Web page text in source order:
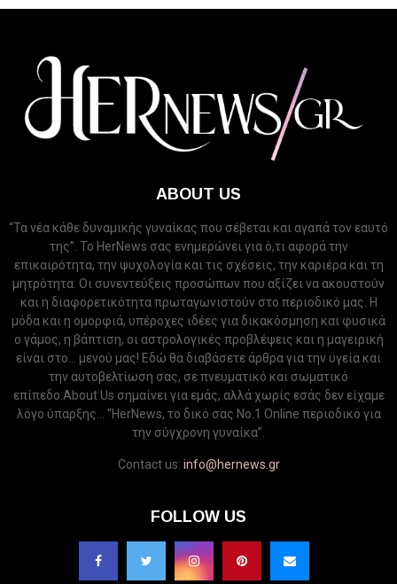
ABOUT US
“Τα νέα κάθε δυναμικής γυναίκας που σέβεται και αγαπά τον εαυτό
της”. Το HerNews σας ενημερώνει για ό,τι αφορά την
επικαιρότητα, την ψυχολογία και τις σχέσεις, την καριέρα και τη
μητρότητα. Οι συνεντεύξεις προσώπων που αξίζει να ακουστούν
και η διαφορετικότητα πρωταγωνιστούν στο περιοδικό μας. Η
μόδα και η ομορφιά, υπέροχες ιδέες για δικακόσμηση και φυσικά
ο γάμος, η βάπτιση, οι αστρολογικές προβλέψεις και η μαγειρική
είναι στο... μενού μας! Εδώ θα διαβάσετε άρθρα για την υγεία και
την αυτοβελτίωση σας, σε πνευματικό και σωματικό
επίπεδο.About Us σημαίνει για εμάς, αλλά χωρίς εσάς δεν είχαμε
λόγο ύπαρξης... “HerNews, το δικό σας Νo.1 Online περιοδικό για
την σύγχρονη γυναίκα”.
Contact us: info@hernews.gr
FOLLOW US